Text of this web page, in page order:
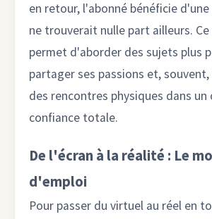
en retour, l'abonné bénéficie
ne trouverait nulle part ailleurs.
permet d'aborder des sujets plus
partager ses passions et,
des rencontres physiques dans
confiance totale.
De l'écran à la réalité : Le
d'emploi
Pour passer du virtuel au réel en